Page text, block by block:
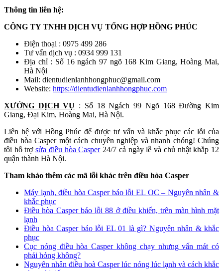
Thông tin liên hệ:
CÔNG TY TNHH DỊCH VỤ TỔNG HỢP HỒNG PHÚC
Điện thoại : 0975 499 286
Tư vấn dịch vụ : 0934 999 131
Địa chỉ : Số 16 ngách 97 ngõ 168 Kim Giang, Hoàng Mai,
Hà Nội
Mail: dientudienlanhhongphuc@gmail.com
Website: https://dientudienlanhhongphuc.com
XƯỞNG DỊCH VỤ : Số 18 Ngách 99 Ngõ 168 Đường Kim
Giang, Đại Kim, Hoàng Mai, Hà Nội.
Liên hệ với Hồng Phúc để được tư vấn và khắc phục các lỗi của
điều hòa Casper một cách chuyên nghiệp và nhanh chóng! Chúng
tôi hỗ trợsửa điều hòa Casper24/7 cả ngày lễ và chủ nhật khắp 12
quận thành Hà Nội.
Tham khảo thêm các mã lỗi khác trên điều hòa Casper
Máy lạnh, điều hòa Casper báo lỗi EL OC – Nguyên nhân &
khắc phục
Điều hòa Casper báo lỗi 88 ở điều khiển, trên màn hình mặt
lạnh
Điều hòa Casper báo lỗi EL 01 là gì? Nguyên nhân & khắc
phục
Cục nóng điều hòa Casper không chạy nhưng vấn mát có
phải hỏng không?
Nguyên nhân điều hoà Casper lúc nóng lúc lạnh và cách khắc